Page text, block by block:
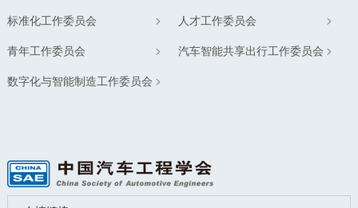
标准化工作委员会 人才工作委员会
青年工作委员会 汽车智能共享出行工作委员会
数字化与智能制造工作委员会